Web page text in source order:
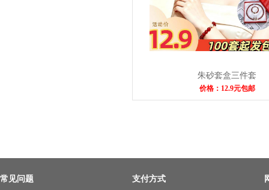
朱砂套盒三件套
价格：12.9元包邮
常见问题 支付方式